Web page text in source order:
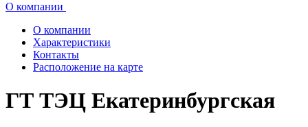
О компании
О компании
Характеристики
Контакты
Расположение на карте
ГТ ТЭЦ Екатеринбургская